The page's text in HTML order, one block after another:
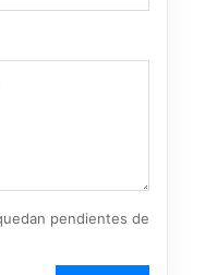
pendientes de